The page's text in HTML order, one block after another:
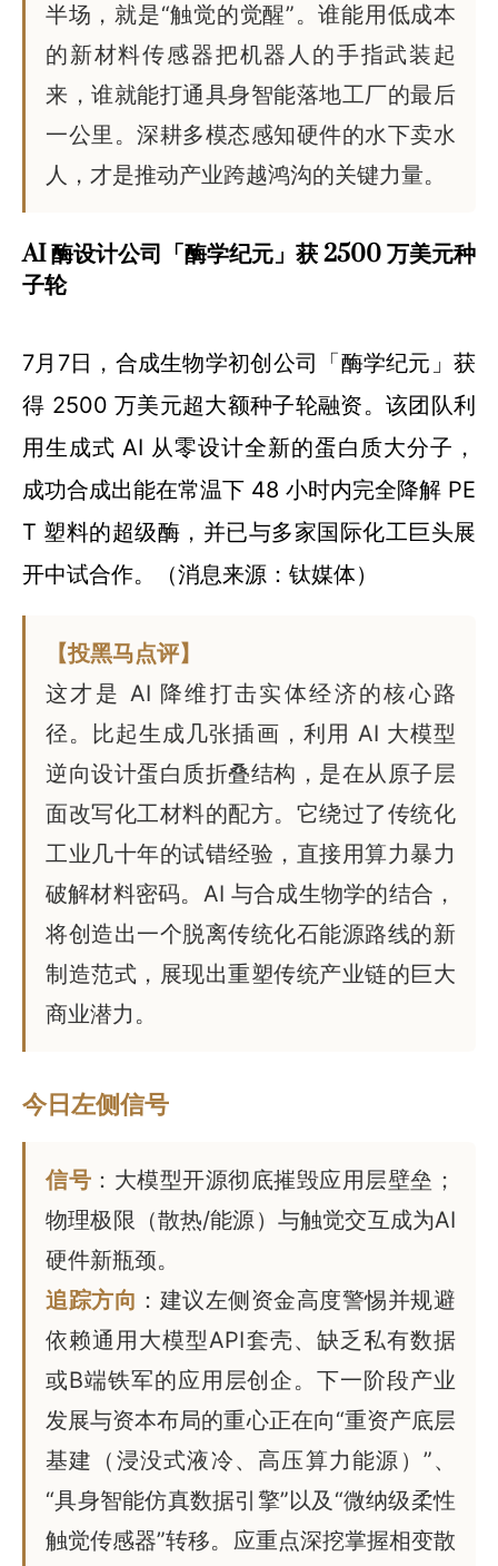
半场，就是“触觉的觉醒”。谁能用低成本
的新材料传感器把机器人的手指武装起
来，谁就能打通具身智能落地工厂的最后
一公里。深耕多模态感知硬件的水下卖水
人，才是推动产业跨越鸿沟的关键力量。
AI 酶设计公司「酶学纪元」获 2500 万美元种
子轮
7月7日，合成生物学初创公司「酶学纪元」获
得 2500 万美元超大额种子轮融资。该团队利
用生成式 AI 从零设计全新的蛋白质大分子，
成功合成出能在常温下 48 小时内完全降解 PE
T 塑料的超级酶，并已与多家国际化工巨头展
开中试合作。（消息来源：钛媒体）
【投黑马点评】
这才是 AI 降维打击实体经济的核心路
径。比起生成几张插画，利用 AI 大模型
逆向设计蛋白质折叠结构，是在从原子层
面改写化工材料的配方。它绕过了传统化
工业几十年的试错经验，直接用算力暴力
破解材料密码。AI 与合成生物学的结合，
将创造出一个脱离传统化石能源路线的新
制造范式，展现出重塑传统产业链的巨大
商业潜力。
今日左侧信号
信号 ：大模型开源彻底摧毁应用层壁垒；
物理极限（散热/能源）与触觉交互成为AI
硬件新瓶颈。
追踪方向 ：建议左侧资金高度警惕并规避
依赖通用大模型API套壳、缺乏私有数据
或B端铁军的应用层创企。下一阶段产业
发展与资本布局的重心正在向“重资产底层
基建（浸没式液冷、高压算力能源）”、
“具身智能仿真数据引擎”以及“微纳级柔性
触觉传感器”转移。应重点深挖掌握相变散